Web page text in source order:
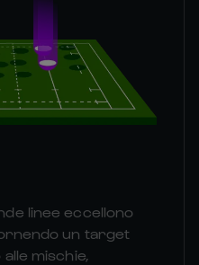
linee eccellono
un target
mischie,